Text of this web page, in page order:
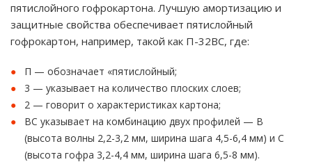
пятислойного гофрокартона. Лучшую амортизацию и
защитные свойства обеспечивает пятислойный
гофрокартон, например, такой как П-32ВС, где:
П — обозначает «пятислойный;
3 — указывает на количество плоских слоев;
2 — говорит о характеристиках картона;
ВС указывает на комбинацию двух профилей — В
(высота волны 2,2-3,2 мм, ширина шага 4,5-6,4 мм) и С
(высота гофра 3,2-4,4 мм, ширина шага 6,5-8 мм).